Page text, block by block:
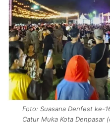
Foto: Suasana Denfest ke-
Catur Muka Kota Denpasar